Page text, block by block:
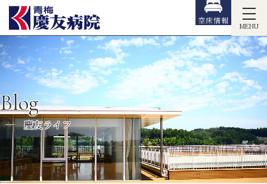
MENU
空床情報
Blog
慶友ライフ